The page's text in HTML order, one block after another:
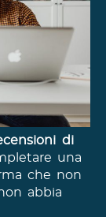
di
una
che non
abbia